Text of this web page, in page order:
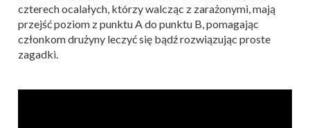
czterech ocalałych, którzy walcząc z zarażonymi, mają
przejść poziom z punktu A do punktu B, pomagając
członkom drużyny leczyć się bądź rozwiązując proste
zagadki.